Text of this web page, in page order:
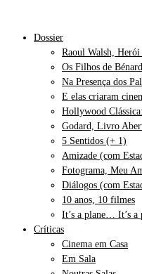
Dossier
Raoul Walsh, Herói
Os Filhos de Bénard
Na Presença dos
E elas criaram
Hollywood
Godard, Livro
5 Sentidos (+ 1)
Amizade (com
Fotograma, Meu
Diálogos (com
10 anos, 10 filmes
It’s a plane… It’s
Críticas
Cinema em Casa
Em Sala